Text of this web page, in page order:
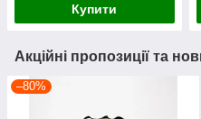
Купити
Акційні пропозиції та
–80%